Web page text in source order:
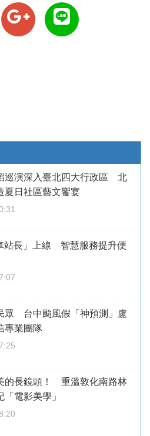
巡演深入臺北四大行政區 北
夏日社區藝文饗宴
站長」上線 智慧服務提升便
眾 台中颱風假「神預測」盧
專業團隊
的長鏡頭！ 重溫敦化南路林
電影美學」